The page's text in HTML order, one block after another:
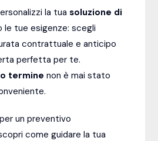
la tuasoluzione di
le tue esigenze: scegli
contrattuale e anticipo
perfetta per te.
termine non è mai stato
per un preventivo
come guidare la tua